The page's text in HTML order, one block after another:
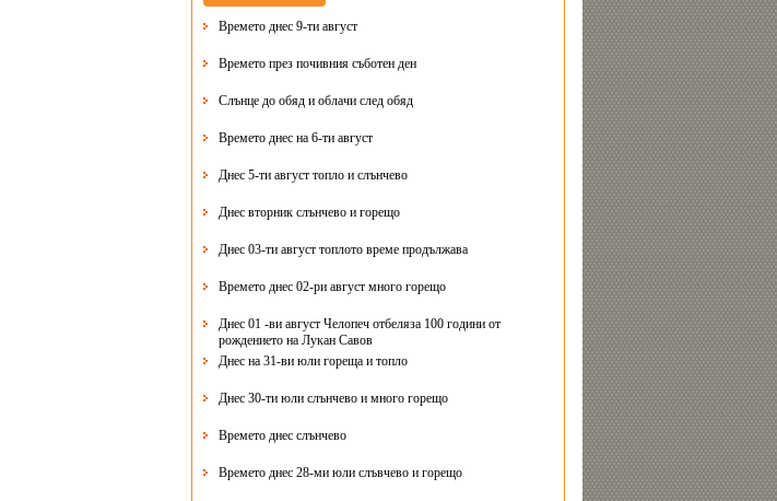
Времето днес 9-ти август
Времето през почивния съботен ден
Слънце до обяд и облачи след обяд
Времето днес на 6-ти август
Днес 5-ти август топло и слънчево
Днес вторник слънчево и горещо
Днес 03-ти август топлото време продължава
Времето днес 02-ри август много горещо
Днес 01 -ви август Челопеч отбеляза 100 години от
рождението на Лукан Савов
Днес на 31-ви юли гореща и топло
Днес 30-ти юли слънчево и много горещо
Времето днес слънчево
Времето днес 28-ми юли слъвчево и горещо